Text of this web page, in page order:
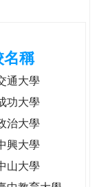
名稱
通大學
功大學
治大學
興大學
山大學